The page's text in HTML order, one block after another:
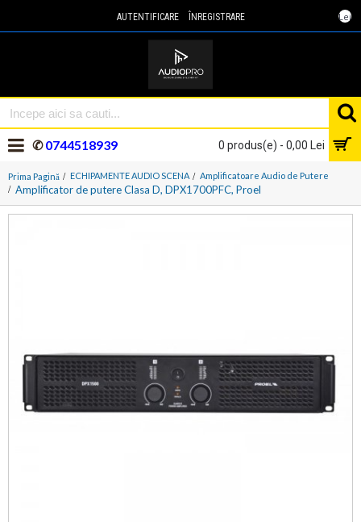
Lei
AUTENTIFICARE ÎNREGISTRARE
0 produs(e) - 0,00 Lei
✆0744518939
Prima Pagină ECHIPAMENTE AUDIO SCENA Amplificatoare Audio de Putere
Amplificator de putere Clasa D, DPX1700PFC, Proel